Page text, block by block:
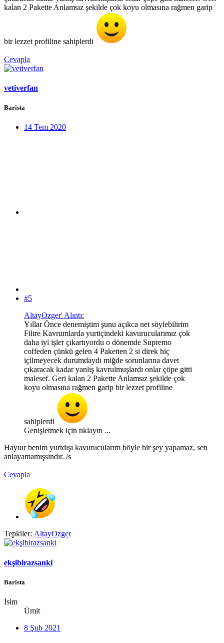
kalan 2 Pakette Anlamsız şekilde çok koyu olmasına rağmen garip
bir lezzet profiline sahiplerdi
Cevapla
vetiverfan
Barista
14 Tem 2020
#5
AltayOzger' Alıntı:
Yıllar Önce denemiştim şunu açıkca net söylebilirim
Filtre Kavrumlarda yurtiçindeki kavurucularımız çok
daha iyi işler çıkartıyordu o dönemde Supremo
coffeden çünkü gelen 4 Paketten 2 si direk hiç
içilmeyecek durumdaydı miğde sorunlarına davet
çıkaracak kadar yanlış kavrulmuşlardı onlar çöpe gitti
malesef. Geri kalan 2 Pakette Anlamsız şekilde çok
koyu olmasına rağmen garip bir lezzet profiline
sahiplerdi
Genişletmek için tıklayın ...
Hayııır benim yurtdışı kavurucularım böyle bir şey yapamaz, sen
anlayamamışsındır. /s
Cevapla
Tepkiler: AltayOzger
ekşibirazsanki
Barista
İsim
Ümit
8 Şub 2021